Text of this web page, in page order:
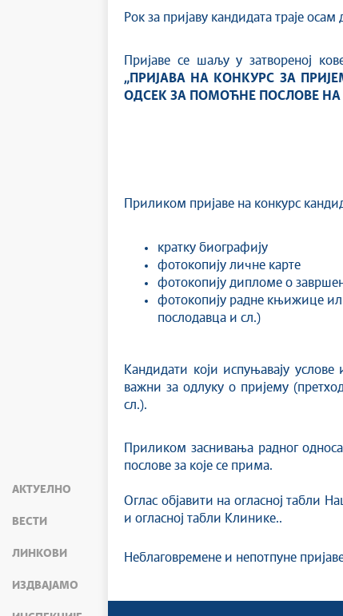
АКТУЕЛНО
ВЕСТИ
ЛИНКОВИ
ИЗДВАЈАМО
Рок за пријаву кандидата траје
Пријаве се шаљу у затвореној
„ПРИЈАВА НА КОНКУРС ЗА
ОДСЕК ЗА ПОМОЋНЕ ПОСЛОВЕ НА
Приликом пријаве на конкурс
кратку биографију
фотокопију личне карте
фотокопију дипломе о
фотокопију радне књижице
послодавца и сл.)
Кандидати који испуњавају
важни за одлуку о пријему
сл.).
Приликом заснивања радног
послове за које се прима.
Оглас објавити на огласној табли
и огласној табли Клинике..
Неблаговремене и непотпуне